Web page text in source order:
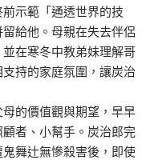
前示範「通透世界的技
給他。母親在失去伴侶
在寒冬中教弟妹理解哥
持的家庭氛圍，讓炭治
的價值觀與期望，早早
者、小幫手。炭治郎完
舞辻無慘殺害後，即使